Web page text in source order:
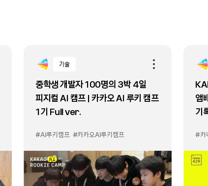
기술
중학생 개발자 100명의 3박 4일
피지컬 AI 캠프 | 카카오 AI 루키 캠프
1기 Full ver.
#AI루키캠프 #카카오AI루키캠프
앰
기
#카